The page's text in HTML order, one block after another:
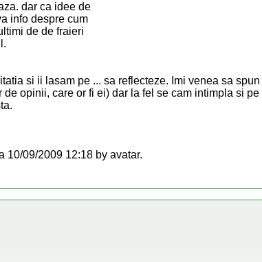
dar ca idee de
info despre cum
de de fraieri
si ii lasam pe ... sa reflecteze. Imi venea sa
opinii, care or fi ei) dar la fel se cam intimpla si
10/09/2009 12:18 by avatar.